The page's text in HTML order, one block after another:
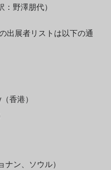
野澤朋代）
出展者リストは以下の通
香港）
ン、ソウル）